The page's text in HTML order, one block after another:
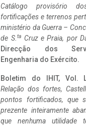
Catálogo provisório
fortificações e terrenos
ministério da Guerra –
de S. ta Cruz e Praia, por
Direcção dos
Engenharia do Exército.
Boletim do IHIT, Vol.
Relação dos fortes,
pontos fortificados, que
prezente inteiramente
que nenhuma utilidade